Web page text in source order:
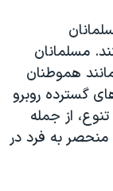
مسلمانان
هموطنان
گسترده روبرو
از جمله
به فرد در